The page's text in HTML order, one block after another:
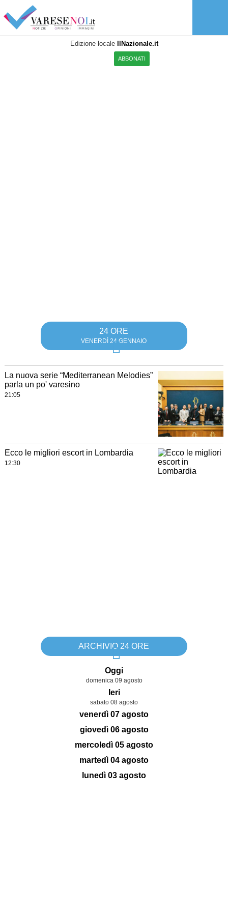
Edizione locale IlNazionale.it
ABBONATI
24 ORE
VENERDÌ 24 GENNAIO
La nuova serie “Mediterranean Melodies”
parla un po' varesino
21:05
Ecco le migliori escort in Lombardia
12:30
ARCHIVIO 24 ORE
Oggi
domenica 09 agosto
Ieri
sabato 08 agosto
venerdì 07 agosto
giovedì 06 agosto
mercoledì 05 agosto
martedì 04 agosto
lunedì 03 agosto